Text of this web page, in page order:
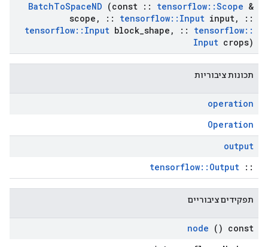
BatchToSpaceND (const :: tensorflow::Scope &
scope , :: tensorflow:: Input input,
::
tensorflow:: Input block shape , :: tensorflow::
Input crops)
תכונות ציבוריות
operation
Operation
output
::
tensorflow::Output
תפקידים ציבוריים
node () const